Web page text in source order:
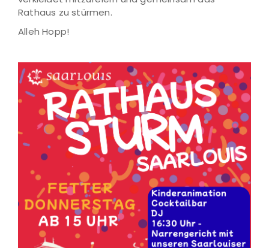
Rathaus zu stürmen.
Alleh Hopp!